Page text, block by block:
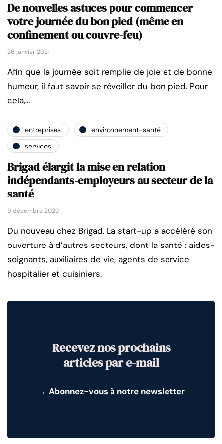
De nouvelles astuces pour commencer
votre journée du bon pied (même en
confinement ou couvre-feu)
26 janvier 2021
Afin que la journée soit remplie de joie et de bonne
humeur, il faut savoir se réveiller du bon pied. Pour
cela,…
entreprises
environnement-santé
services
Brigad élargit la mise en relation
indépendants-employeurs au secteur de la
santé
9 décembre 2020
Du nouveau chez Brigad. La start-up a accéléré son
ouverture à d’autres secteurs, dont la santé : aides-
soignants, auxiliaires de vie, agents de service
hospitalier et cuisiniers.
Recevez nos prochains
articles par e-mail
→ Abonnez-vous à notre newsletter